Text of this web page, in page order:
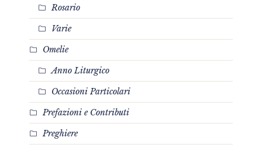
Rosario
Varie
Omelie
Anno Liturgico
Occasioni Particolari
Prefazioni e Contributi
Preghiere